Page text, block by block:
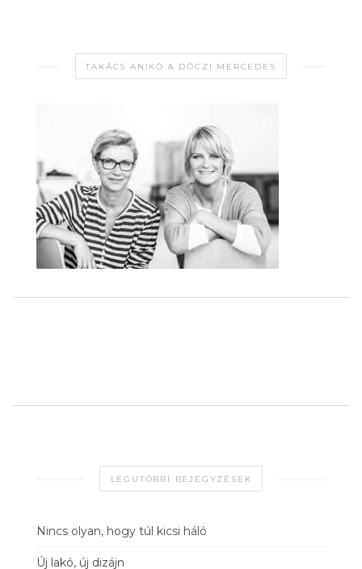
TAKÁCS ANIKÓ & DÓCZI MERCEDES
LEGUTÓBBI BEJEGYZÉSEK
Nincs olyan, hogy túl kicsi háló
Új lakó, új dizájn